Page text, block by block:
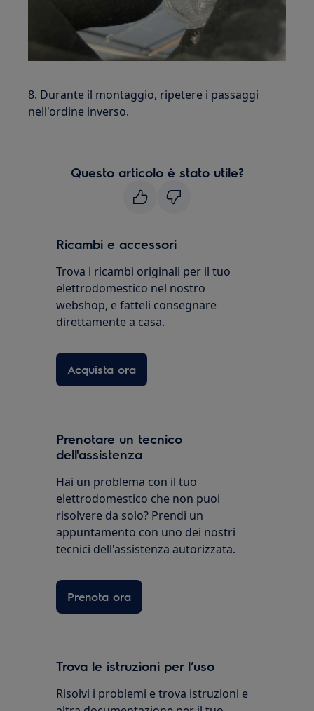
8. Durante il montaggio, ripetere i passaggi
nell'ordine inverso.
Questo articolo è stato utile?
Ricambi e accessori
Trova i ricambi originali per il tuo
elettrodomestico nel nostro
webshop, e fatteli consegnare
direttamente a casa.
Acquista ora
Prenotare un tecnico
dell'assistenza
Hai un problema con il tuo
elettrodomestico che non puoi
risolvere da solo? Prendi un
appuntamento con uno dei nostri
tecnici dell'assistenza autorizzata.
Prenota ora
Trova le istruzioni per l’uso
Risolvi i problemi e trova istruzioni e